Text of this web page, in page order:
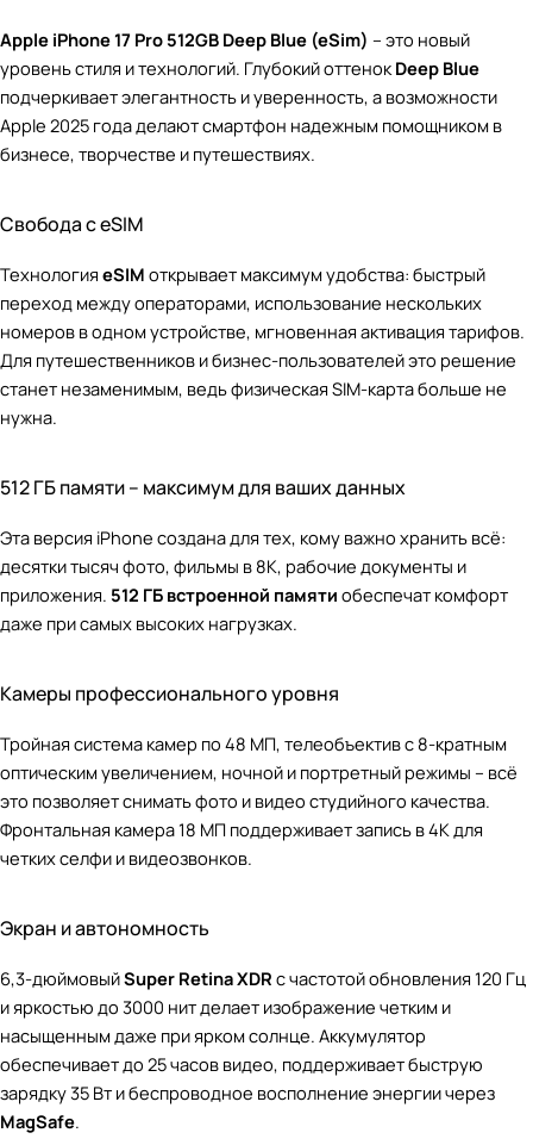
Apple iPhone 17 Pro 512GB Deep Blue (eSim) – это новый
уровень стиля и технологий. Глубокий оттенок Deep Blue
подчеркивает элегантность и уверенность, а возможности
Apple 2025 года делают смартфон надежным помощником в
бизнесе, творчестве и путешествиях.
Свобода с eSIM
Технология eSIM открывает максимум удобства: быстрый
переход между операторами, использование нескольких
номеров в одном устройстве, мгновенная активация тарифов.
Для путешественников и бизнес-пользователей это решение
станет незаменимым, ведь физическая SIM-карта больше не
нужна.
512 ГБ памяти – максимум для ваших данных
Эта версия iPhone создана для тех, кому важно хранить всё:
десятки тысяч фото, фильмы в 8K, рабочие документы и
приложения. 512 ГБ встроенной памяти обеспечат комфорт
даже при самых высоких нагрузках.
Камеры профессионального уровня
Тройная система камер по 48 МП, телеобъектив с 8-кратным
оптическим увеличением, ночной и портретный режимы – всё
это позволяет снимать фото и видео студийного качества.
Фронтальная камера 18 МП поддерживает запись в 4K для
четких селфи и видеозвонков.
Экран и автономность
6,3-дюймовыйSuper Retina XDR с частотой обновления 120 Гц
и яркостью до 3000 нит делает изображение четким и
насыщенным даже при ярком солнце. Аккумулятор
обеспечивает до 25 часов видео, поддерживает быструю
зарядку 35 Вт и беспроводное восполнение энергии через
MagSafe.